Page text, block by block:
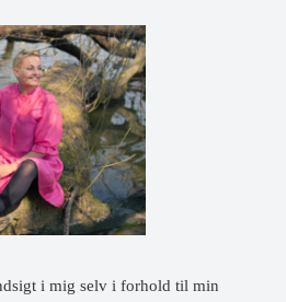
i mig selv i forhold til min